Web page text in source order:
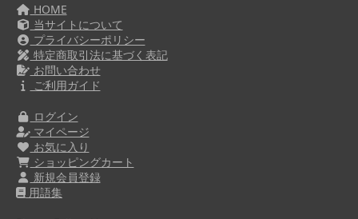
HOME
当サイトについて
プライバシーポリシー
特定商取引法に基づく表記
お問い合わせ
ご利用ガイド
ログイン
マイページ
お気に入り
ショッピングカート
新規会員登録
用語集